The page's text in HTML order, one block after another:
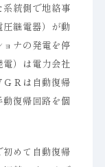
統側で地絡事
継電器）が動
ナの発電を停
）は電力会社
Ｒは自動復帰
復帰回路を個
めて自動復帰